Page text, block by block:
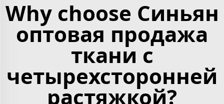
Why choose Синьян
оптовая продажа
ткани с
четырехсторонней
растяжкой?